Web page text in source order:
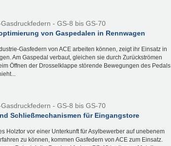
- GS-8 bis GS-70
von Gaspedalen in Rennwagen
Gasfedern von ACE arbeiten können, zeigt ihr Einsatz in
Am Gaspedal verbaut, gleichen sie durch Zurückströmen
Öffnen der Drosselklappe störende Bewegungen des Pedals
- GS-8 bis GS-70
Schließmechanismen für Eingangstore
Holztor vor einer Unterkunft für Asylbewerber auf unebenem
zu können, kommen Gasfedern von ACE zum Einsatz.